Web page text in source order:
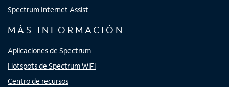
Spectrum Internet Assist
MÁS INFORMACIÓN
Aplicaciones de Spectrum
Hotspots de Spectrum WiFi
Centro de recursos